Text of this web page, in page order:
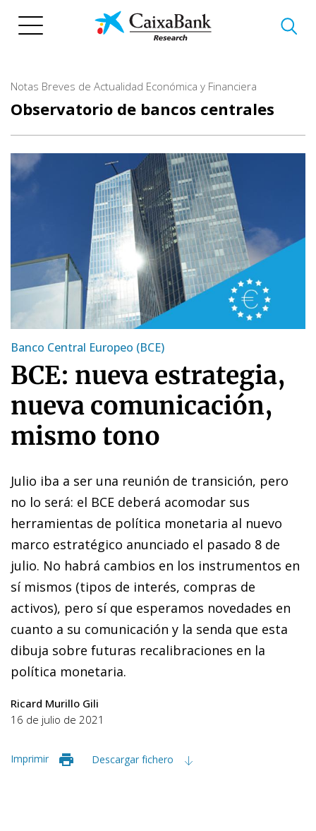
Notas Breves de Actualidad Económica y Financiera
Observatorio de bancos centrales
Banco Central Europeo (BCE)
BCE: nueva estrategia,
nueva comunicación,
mismo tono
Julio iba a ser una reunión de transición, pero
no lo será: el BCE deberá acomodar sus
herramientas de política monetaria al nuevo
marco estratégico anunciado el pasado 8 de
julio. No habrá cambios en los instrumentos en
sí mismos (tipos de interés, compras de
activos), pero sí que esperamos novedades en
cuanto a su comunicación y la senda que esta
dibuja sobre futuras recalibraciones en la
política monetaria.
Ricard Murillo Gili
16 de julio de 2021
Imprimir Descargar fichero